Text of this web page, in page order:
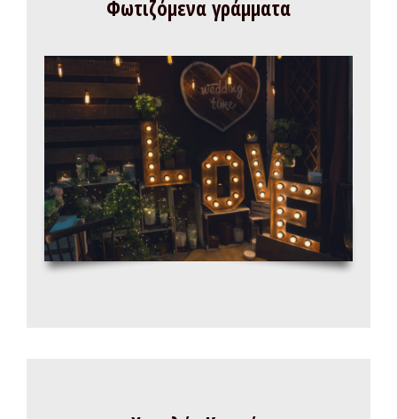
Φωτιζόμενα γράμματα